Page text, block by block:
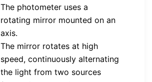
The photometer uses a
rotating mirror mounted on an
axis.
The mirror rotates at high
speed, continuously alternating
the light from two sources